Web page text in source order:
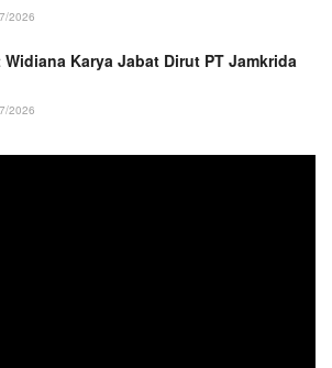
2026
Widiana Karya Jabat Dirut PT Jamkrida
2026